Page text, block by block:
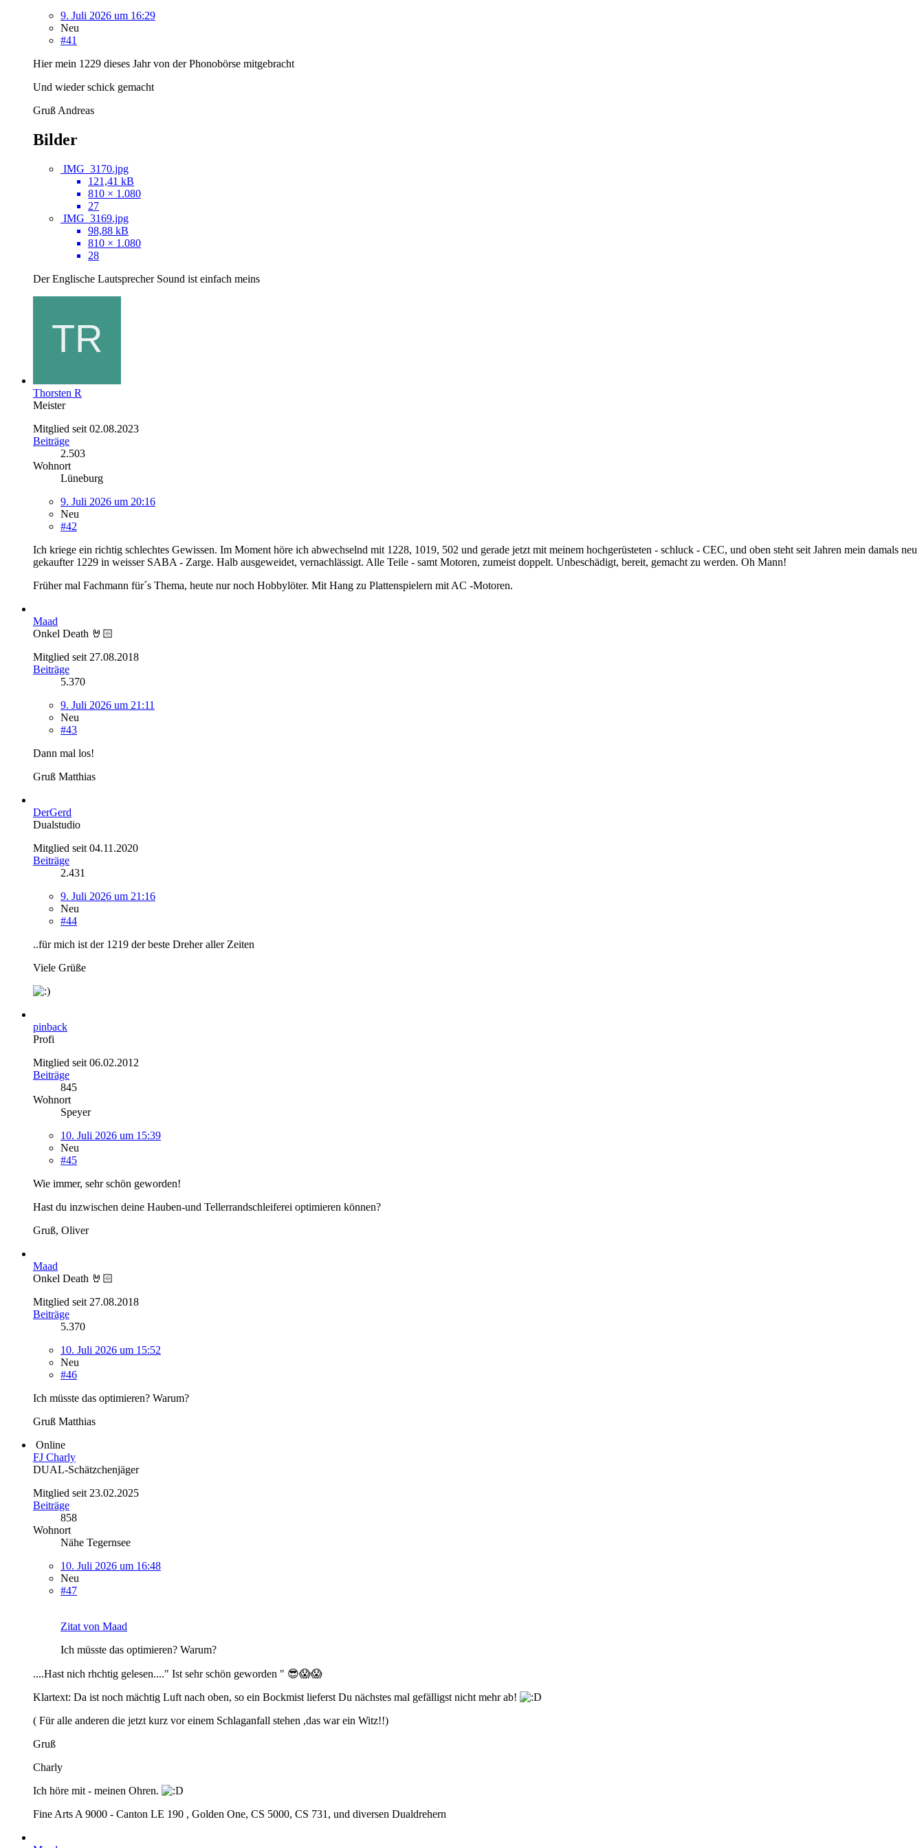
9. Juli 2026 um 16:29
Neu
#41
Hier mein 1229 dieses Jahr von der Phonobörse mitgebracht
Und wieder schick gemacht
Gruß Andreas
Bilder
IMG_3170.jpg
121,41 kB
810 × 1.080
27
IMG_3169.jpg
98,88 kB
810 × 1.080
28
Der Englische Lautsprecher Sound ist einfach meins
Thorsten R
Meister
Mitglied seit 02.08.2023
Beiträge
2.503
Wohnort
Lüneburg
9. Juli 2026 um 20:16
Neu
#42
Ich kriege ein richtig schlechtes Gewissen. Im Moment höre ich abwechselnd mit 1228, 1019, 502 und gerade jetzt mit meinem hochgerüsteten - schluck - CEC, und oben steht seit Jahren mein damals neu
gekaufter 1229 in weisser SABA - Zarge. Halb ausgeweidet, vernachlässigt. Alle Teile - samt Motoren, zumeist doppelt. Unbeschädigt, bereit, gemacht zu werden. Oh Mann!
Früher mal Fachmann für´s Thema, heute nur noch Hobbylöter. Mit Hang zu Plattenspielern mit AC -Motoren.
Maad
Onkel Death 🤘🏻
Mitglied seit 27.08.2018
Beiträge
5.370
9. Juli 2026 um 21:11
Neu
#43
Dann mal los!
Gruß Matthias
DerGerd
Dualstudio
Mitglied seit 04.11.2020
Beiträge
2.431
9. Juli 2026 um 21:16
Neu
#44
..für mich ist der 1219 der beste Dreher aller Zeiten
Viele Grüße
pinback
Profi
Mitglied seit 06.02.2012
Beiträge
845
Wohnort
Speyer
10. Juli 2026 um 15:39
Neu
#45
Wie immer, sehr schön geworden!
Hast du inzwischen deine Hauben-und Tellerrandschleiferei optimieren können?
Gruß, Oliver
Maad
Onkel Death 🤘🏻
Mitglied seit 27.08.2018
Beiträge
5.370
10. Juli 2026 um 15:52
Neu
#46
Ich müsste das optimieren? Warum?
Gruß Matthias
Online
FJ Charly
DUAL-Schätzchenjäger
Mitglied seit 23.02.2025
Beiträge
858
Wohnort
Nähe Tegernsee
10. Juli 2026 um 16:48
Neu
#47
Zitat von Maad
Ich müsste das optimieren? Warum?
....Hast nich rhchtig gelesen...." Ist sehr schön geworden " 😎😱😱
Klartext: Da ist noch mächtig Luft nach oben, so ein Bockmist lieferst Du nächstes mal gefälligst nicht mehr ab!
( Für alle anderen die jetzt kurz vor einem Schlaganfall stehen ,das war ein Witz!!)
Gruß
Charly
Ich höre mit - meinen Ohren.
Fine Arts A 9000 - Canton LE 190 , Golden One, CS 5000, CS 731, und diversen Dualdrehern